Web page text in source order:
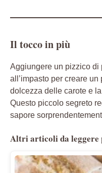
Il tocco in più
Aggiungere un pizzico
all’impasto per creare
dolcezza delle carote e
Questo piccolo segreto
sapore
Altri articoli da leggere